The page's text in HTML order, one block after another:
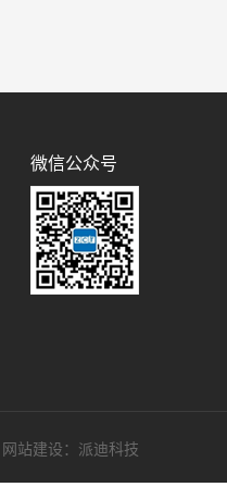
微信公众号
网站建设：派迪科技